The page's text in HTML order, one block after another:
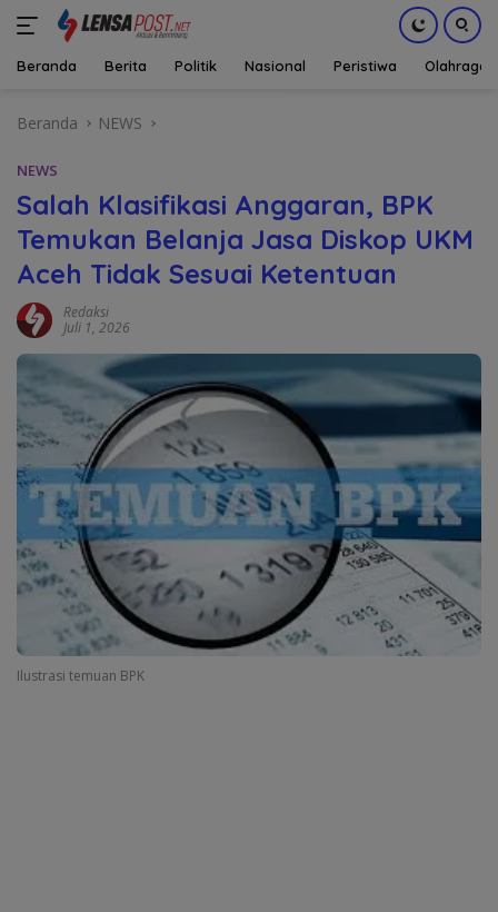
Beranda Berita Politik Nasional Peristiwa Olahraga
Beranda NEWS
NEWS
Salah Klasifikasi Anggaran, BPK
Temukan Belanja Jasa Diskop UKM
Aceh Tidak Sesuai Ketentuan
Redaksi
Juli 1, 2026
Ilustrasi temuan BPK